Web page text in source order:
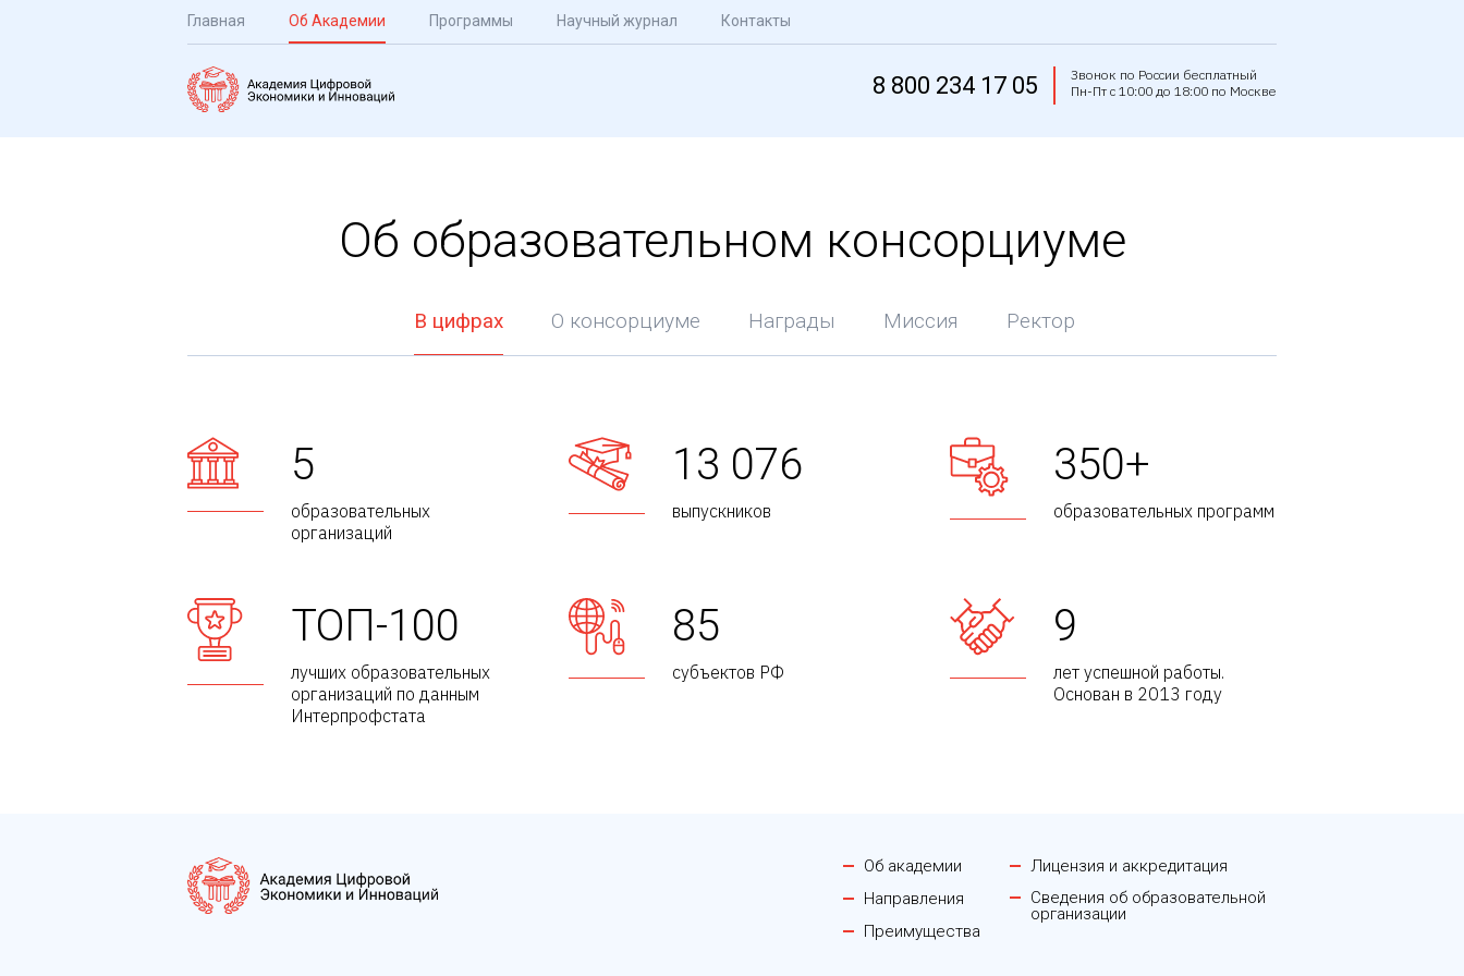
Главная Об Академии Программы Научный журнал Контакты
8 800 234 17 05
Звонок по России бесплатный
Пн-Пт с 10:00 до 18:00 по Москве
Об образовательном консорциуме
В цифрах О консорциуме Награды Миссия Ректор
5
образовательных
организаций
13 076
выпускников
350+
образовательных программ
ТОП-100
лучших образовательных
организаций по данным
Интерпрофстата
85
субъектов РФ
9
лет успешной работы.
Основан в 2013 году
Об академии
Направления
Преимущества
Лицензия и аккредитация
Сведения об образовательной
организации